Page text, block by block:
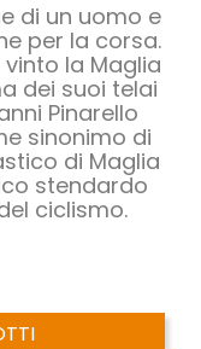
di un uomo e
per la corsa.
la Maglia
dei suoi telai
Pinarello
sinonimo di
di Maglia
stendardo
ciclismo.